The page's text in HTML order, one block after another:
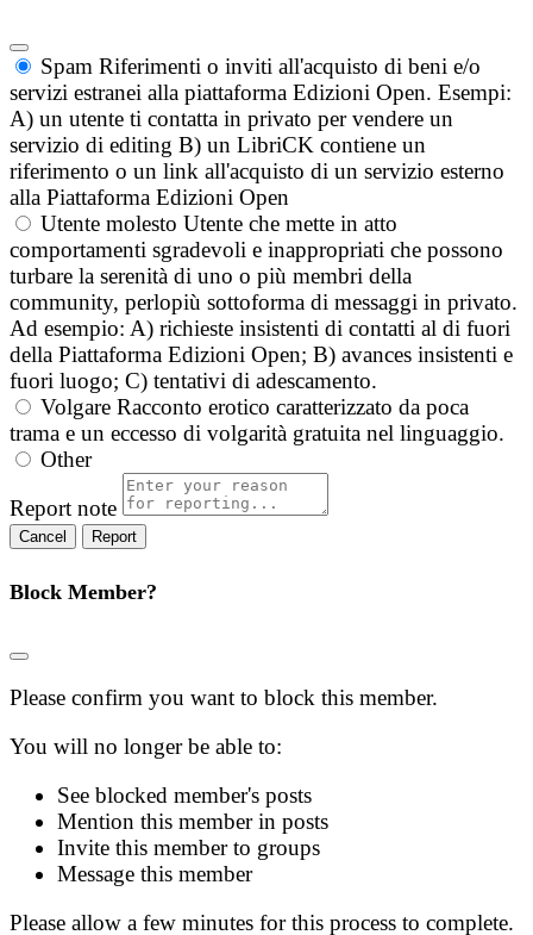
Spam Riferimenti o inviti all'acquisto di beni e/o
servizi estranei alla piattaforma Edizioni Open. Esempi:
A) un utente ti contatta in privato per vendere un
servizio di editing B) un LibriCK contiene un
riferimento o un link all'acquisto di un servizio esterno
alla Piattaforma Edizioni Open
Utente molesto Utente che mette in atto
comportamenti sgradevoli e inappropriati che possono
turbare la serenità di uno o più membri della
community, perlopiù sottoforma di messaggi in privato.
Ad esempio: A) richieste insistenti di contatti al di fuori
della Piattaforma Edizioni Open; B) avances insistenti e
fuori luogo; C) tentativi di adescamento.
Volgare Racconto erotico caratterizzato da poca
trama e un eccesso di volgarità gratuita nel linguaggio.
Other
Report note
Report
Block Member?
Please confirm you want to block this member.
You will no longer be able to:
See blocked member's posts
Mention this member in posts
Invite this member to groups
Message this member
Please allow a few minutes for this process to complete.